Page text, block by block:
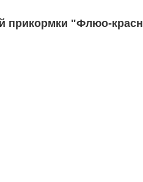
прикормки "Флюо-